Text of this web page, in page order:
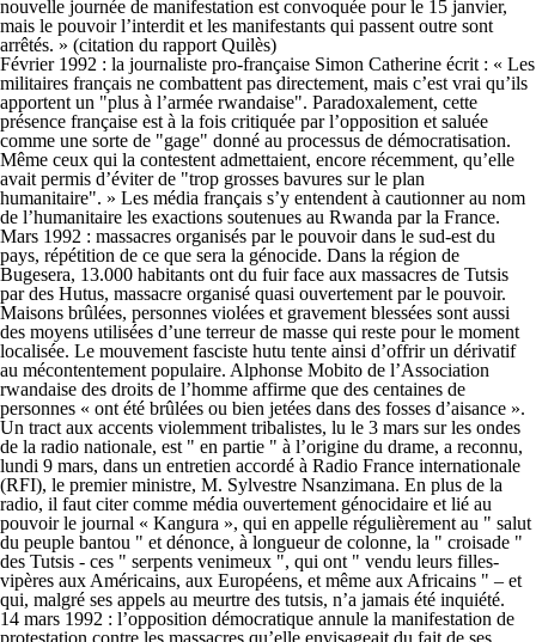
nouvelle journée de manifestation est convoquée pour le 15 janvier,
mais le pouvoir l’interdit et les manifestants qui passent outre sont
arrêtés. » (citation du rapport Quilès)
Février 1992 : la journaliste pro-française Simon Catherine écrit : « Les
militaires français ne combattent pas directement, mais c’est vrai qu’ils
apportent un "plus à l’armée rwandaise". Paradoxalement, cette
présence française est à la fois critiquée par l’opposition et saluée
comme une sorte de "gage" donné au processus de démocratisation.
Même ceux qui la contestent admettaient, encore récemment, qu’elle
avait permis d’éviter de "trop grosses bavures sur le plan
humanitaire". » Les média français s’y entendent à cautionner au nom
de l’humanitaire les exactions soutenues au Rwanda par la France.
Mars 1992 : massacres organisés par le pouvoir dans le sud-est du
pays, répétition de ce que sera la génocide. Dans la région de
Bugesera, 13.000 habitants ont du fuir face aux massacres de Tutsis
par des Hutus, massacre organisé quasi ouvertement par le pouvoir.
Maisons brûlées, personnes violées et gravement blessées sont aussi
des moyens utilisées d’une terreur de masse qui reste pour le moment
localisée. Le mouvement fasciste hutu tente ainsi d’offrir un dérivatif
au mécontentement populaire. Alphonse Mobito de l’Association
rwandaise des droits de l’homme affirme que des centaines de
personnes « ont été brûlées ou bien jetées dans des fosses d’aisance ».
Un tract aux accents violemment tribalistes, lu le 3 mars sur les ondes
de la radio nationale, est " en partie " à l’origine du drame, a reconnu,
lundi 9 mars, dans un entretien accordé à Radio France internationale
(RFI), le premier ministre, M. Sylvestre Nsanzimana. En plus de la
radio, il faut citer comme média ouvertement génocidaire et lié au
pouvoir le journal « Kangura », qui en appelle régulièrement au " salut
du peuple bantou " et dénonce, à longueur de colonne, la " croisade "
des Tutsis - ces " serpents venimeux ", qui ont " vendu leurs filles-
vipères aux Américains, aux Européens, et même aux Africains " – et
qui, malgré ses appels au meurtre des tutsis, n’a jamais été inquiété.
14 mars 1992 : l’opposition démocratique annule la manifestation de
protestation contre les massacres qu’elle envisageait du fait de ses